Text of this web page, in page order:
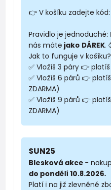
👉 V košíku zadejte kód:
Pravidlo je jednoduché:
nás máte jako DÁREK.
Jak to funguje v košíku?
✅ Vložíš 3 páry 👉
✅ Vložíš 6 párů 👉
ZDARMA)
✅ Vložíš 9 párů 👉
ZDARMA)
SUN25
Blesková akce -
do pondělí 10.8.2026.
Platí i na již zlevněné